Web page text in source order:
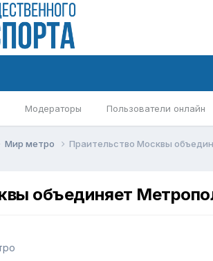
Модераторы Пользователи онлайн
Мир метро Праительство Москвы
объединяет